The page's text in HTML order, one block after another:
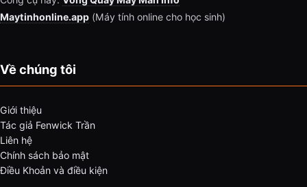
Maytinhonline.app (Máy tính online cho học sinh)
Về chúng tôi
Giới thiệu
Tác giả Fenwick Trần
Liên hệ
Chính sách bảo mật
Điều Khoản và điều kiện